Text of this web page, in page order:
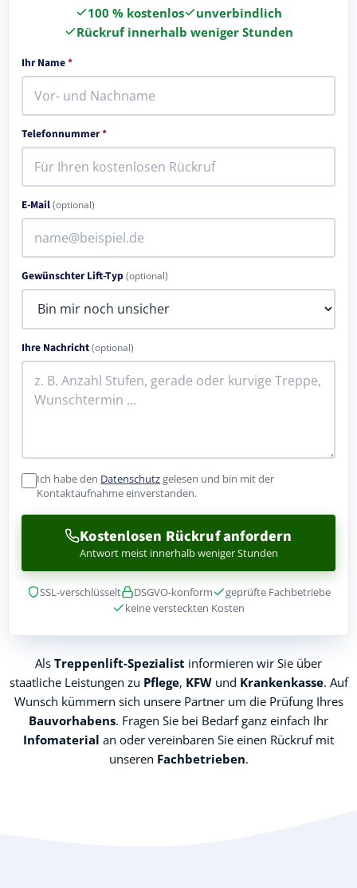
100 % kostenlos
unverbindlich
Rückruf innerhalb weniger Stunden
Ihr Name*
Telefonnummer*
E-Mail(optional)
Gewünschter Lift-Typ(optional)
Ihre Nachricht(optional)
Ich habe den Datenschutzgelesen und bin mit der
Kontaktaufnahme einverstanden.
Kostenlosen Rückruf anfordern
Antwort meist innerhalb weniger Stunden
SSL-verschlüsselt DSGVO-konform
geprüfte Fachbetriebe
keine versteckten Kosten
Als Treppenlift-Spezialist informieren wir Sie über
staatliche Leistungen zu Pflege, KFWund Krankenkasse. Auf
Wunsch kümmern sich unsere Partner um die Prüfung Ihres
Bauvorhabens. Fragen Sie bei Bedarf ganz einfach Ihr
Infomaterial an oder vereinbaren Sie einen Rückruf mit
unseren Fachbetrieben.